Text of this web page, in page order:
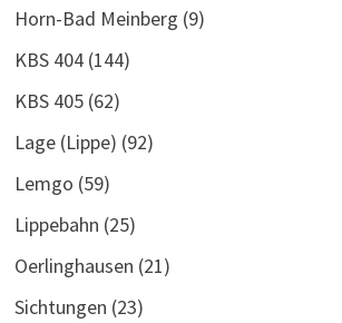
Horn-Bad Meinberg (9)
KBS 404(144)
KBS 405(62)
Lage (Lippe) (92)
Lemgo (59)
Lippebahn (25)
Oerlinghausen (21)
Sichtungen (23)